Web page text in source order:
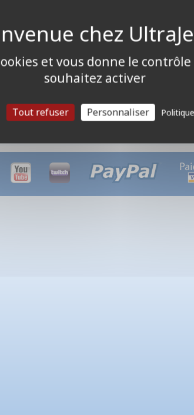
de rangement en plastique pouvant contenir
et vous donne le
souhaitez activer
Tout refuser Personnaliser